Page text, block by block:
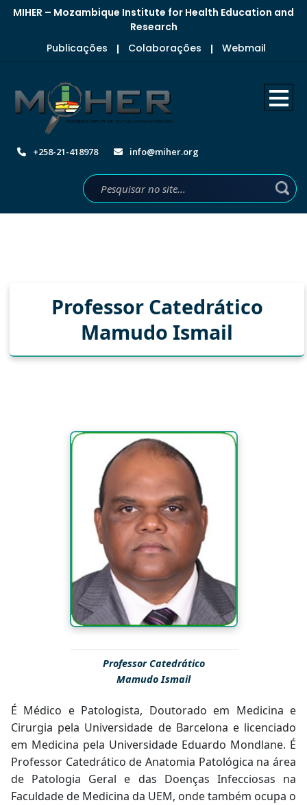
MIHER – Mozambique Institute for Health Education and
Research
Publicações
| Colaborações | Webmail
+258-21-418978 info@miher.org
Professor Catedrático
Mamudo Ismail
Professor Catedrático
Mamudo Ismail
É Médico e Patologista, Doutorado em Medicina e
Cirurgia pela Universidade de Barcelona e licenciado
em Medicina pela Universidade Eduardo Mondlane. É
Professor Catedrático de Anatomia Patológica na área
de Patologia Geral e das Doenças Infecciosas na
Faculdade de Medicina da UEM, onde também ocupa o